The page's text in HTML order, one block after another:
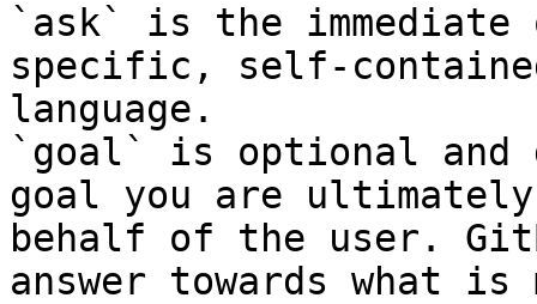
`ask` is the
specific, self-
language.
`goal` is optional and
goal you are
behalf of the user.
answer towards what